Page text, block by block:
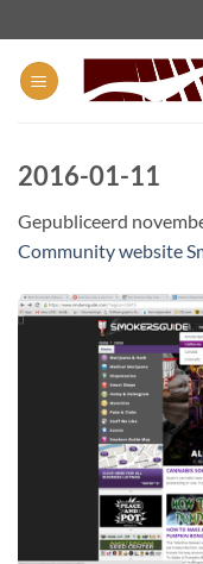
naar
inhoud
2016-01-11
Gepubliceerd
Community website